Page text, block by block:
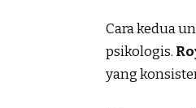
Cara kedua
psikologis.
yang